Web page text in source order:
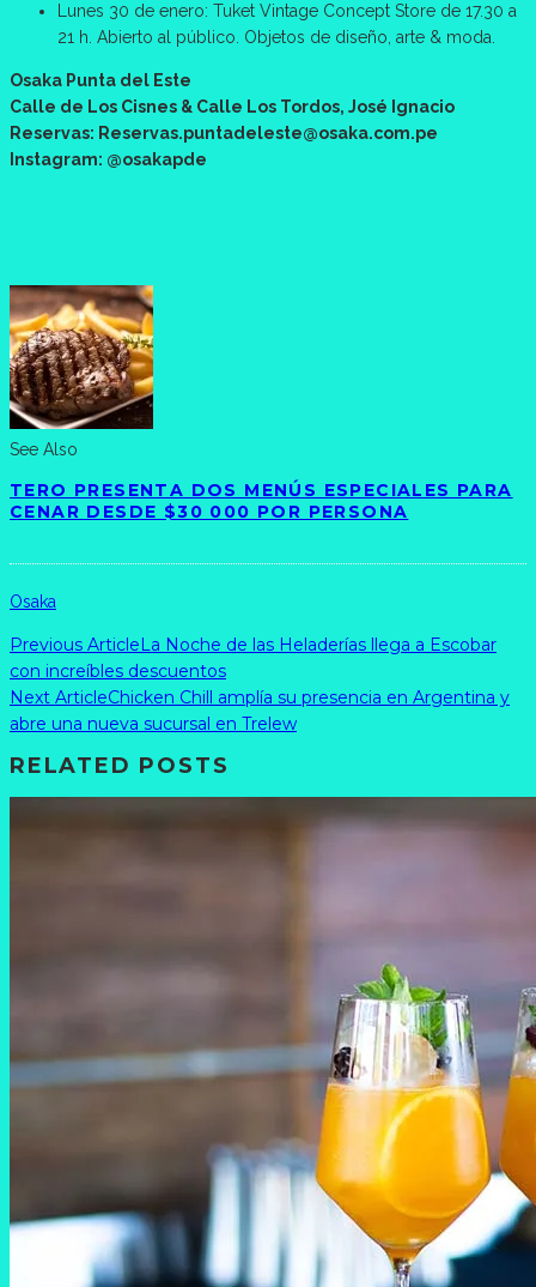
Lunes 30 de enero: Tuket Vintage Concept Store de 17.30 a
21 h. Abierto al público. Objetos de diseño, arte & moda.
Osaka Punta del Este
Calle de Los Cisnes & Calle Los Tordos, José Ignacio
Reservas: Reservas.puntadeleste@osaka.com.pe
Instagram: @osakapde
See Also
TERO PRESENTA DOS MENÚS ESPECIALES PARA
CENAR DESDE $30 000 POR PERSONA
Osaka
Previous ArticleLa Noche de las Heladerías llega a Escobar
con increíbles descuentos
Next ArticleChicken Chill amplía su presencia en Argentina y
abre una nueva sucursal en Trelew
RELATED POSTS